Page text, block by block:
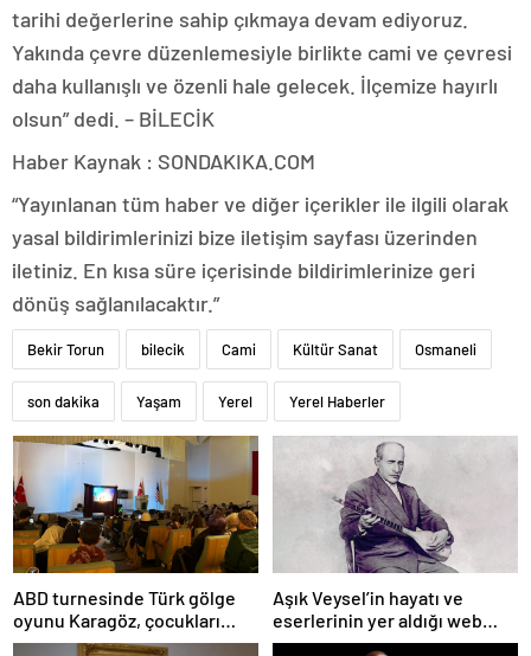
tarihi değerlerine sahip çıkmaya devam ediyoruz.
Yakında çevre düzenlemesiyle birlikte cami ve çevresi
daha kullanışlı ve özenli hale gelecek. İlçemize hayırlı
olsun” dedi. – BİLECİK
Haber Kaynak : SONDAKIKA.COM
“Yayınlanan tüm haber ve diğer içerikler ile ilgili olarak
yasal bildirimlerinizi bize iletişim sayfası üzerinden
iletiniz. En kısa süre içerisinde bildirimlerinize geri
dönüş sağlanılacaktır.”
Bekir Torun bilecik Cami Kültür Sanat Osmaneli
son dakika Yaşam Yerel Yerel Haberler
ABD turnesinde Türk gölge
oyunu Karagöz, çocukları
büyüledi
Aşık Veysel’in hayatı ve
eserlerinin yer aldığı web
portalı hizmete girdi